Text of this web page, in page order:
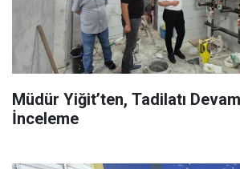
Müdür Yiğit’ten, Tadilatı
İnceleme